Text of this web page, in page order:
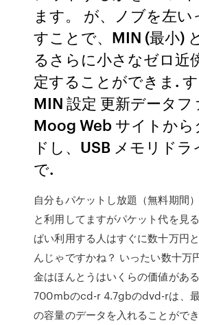
ます。 が、ノブを左い
すことで、MIN (最小)
るさらに小さなゼロ近
定することができま.
MIN 設定 更新データフ
Moog Web サイトから
ドし、USB メモリド
で.
自分もパケットし放題（無料期間
と利用してますがパケット代を見
ぱい利用する人はすぐに数十万円
んじゃですかね？ いったい数十万
金はほんとうはいくらの価値があ
700mbのcd-r 4.7gbのdvd-rは、
の容量のデータを入れることがで